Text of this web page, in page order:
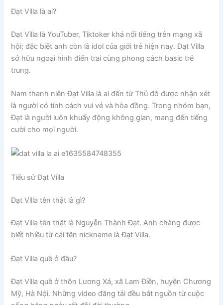
Đạt Villa là ai?
Đạt Villa là YouTuber, Tiktoker khá nổi tiếng trên mạng xã
hội; đặc biệt anh còn là idol của giới trẻ hiện nay. Đạt Villa
sở hữu ngoại hình điển trai cùng phong cách basic trẻ
trung.
Nam thanh niên Đạt Villa là ai đến từ Thủ đô được nhận xét
là người có tính cách vui vẻ và hòa đồng. Trong nhóm bạn,
Đạt là người luôn khuấy động không gian, mang đến tiếng
cười cho mọi người.
Tiểu sử Đạt Villa
Đạt Villa tên thật là gì?
Đạt Villa tên thật là Nguyễn Thành Đạt. Anh chàng được
biết nhiều từ cái tên nickname là Đạt Villa.
Đạt Villa quê ở đâu?
Đạt Villa quê ở thôn Lương Xá, xã Lam Điền, huyện Chương
Mỹ, Hà Nội. Những video đăng tải đều bắt nguồn từ cuộc